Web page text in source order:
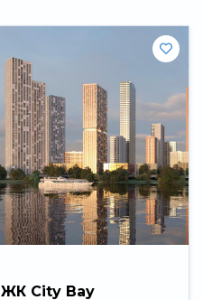
ЖК City Bay